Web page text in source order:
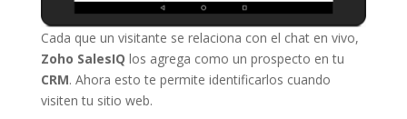
Cada que un visitante se relaciona con el chat en vivo,
Zoho SalesIQ los agrega como un prospecto en tu
CRM. Ahora esto te permite identificarlos cuando
visiten tu sitio web.